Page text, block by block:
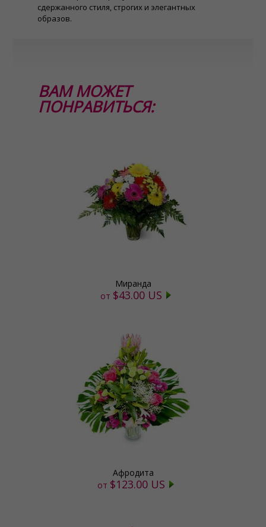
сдержанного стиля, строгих и элегантных
образов.
ВАМ МОЖЕТ
ПОНРАВИТЬСЯ:
Миранда
от $43.00 US
Афродита
от $123.00 US